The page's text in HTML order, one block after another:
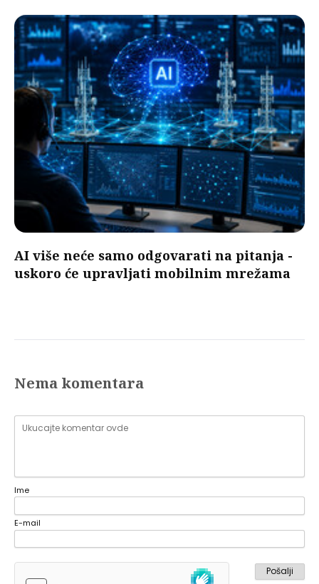
AI više neće samo odgovarati na pitanja -
uskoro će upravljati mobilnim mrežama
Nema komentara
Ime
E-mail